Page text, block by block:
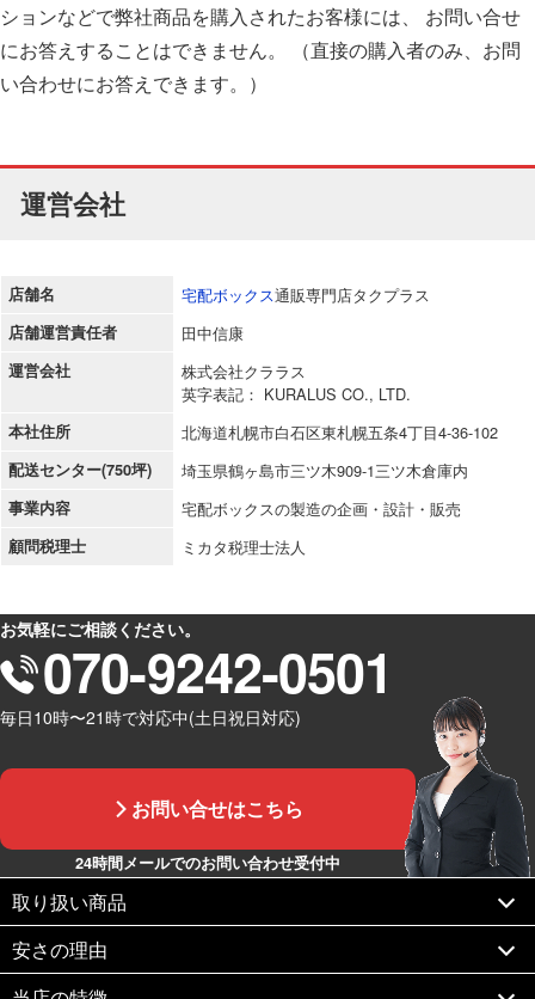
ションなどで弊社商品を購入されたお客様には、 お問い合せ
にお答えすることはできません。 （直接の購入者のみ、お問
い合わせにお答えできます。）
運営会社
店舗名 宅配ボックス通販専門店タクプラス
店舗運営責任者 田中信康
運営会社
株式会社クララス
英字表記： KURALUS CO., LTD.
本社住所 北海道札幌市白石区東札幌五条4丁目4-36-102
配送センター(750坪) 埼玉県鶴ヶ島市三ツ木909-1三ツ木倉庫内
事業内容 宅配ボックスの製造の企画・設計・販売
顧問税理士 ミカタ税理士法人
お気軽にご相談ください。
070-9242-0501
毎日10時〜21時で対応中(土日祝日対応)
お問い合せはこちら
24時間メールでのお問い合わせ受付中
取り扱い商品
安さの理由